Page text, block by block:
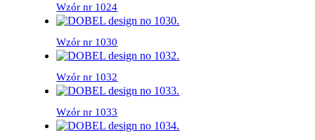
Wzór nr 1024
Wzór nr 1030
Wzór nr 1032
Wzór nr 1033